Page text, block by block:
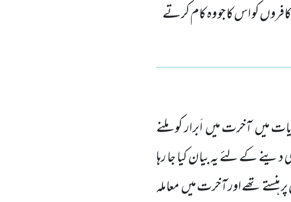
کو اس کا جو وہ کام کرتے
میںآخرت میںاَبرار کو ملنے
دینے کے لئے یہ بیان کیا جا رہا
ہنستے تھے اور آخرت میںمعاملہ